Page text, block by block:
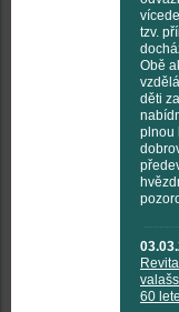
tzv.
Obě
děti
plnou
60